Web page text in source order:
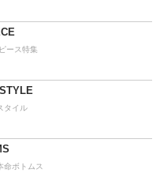
ース特集
タイル
命ボトムス